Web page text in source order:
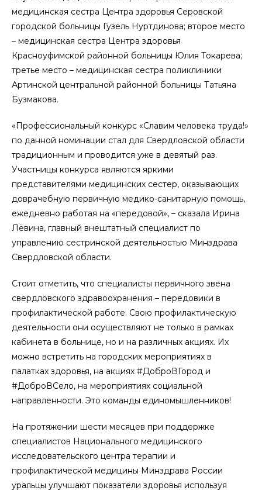
медицинская сестра Центра здоровья Серовской
городской больницы Гузель Нуртдинова; второе место
– медицинская сестра Центра здоровья
Красноуфимской районной больницы Юлия Токарева;
третье место – медицинская сестра поликлиники
Артинской центральной районной больницы Татьяна
Бузмакова.
«Профессиональный конкурс «Славим человека труда!»
по данной номинации стал для Свердловской области
традиционным и проводится уже в девятый раз.
Участницы конкурса являются яркими
представителями медицинских сестер, оказывающих
доврачебную первичную медико-санитарную помощь,
ежедневно работая на «передовой», – сказала Ирина
Лёвина, главный внештатный специалист по
управлению сестринской деятельностью Минздрава
Свердловской области.
Стоит отметить, что специалисты первичного звена
свердловского здравоохранения – передовики в
профилактической работе. Свою профилактическую
деятельности они осуществляют не только в рамках
кабинета в больнице, но и на различных акциях. Их
можно встретить на городских мероприятиях в
палатках здоровья, на акциях #ДоброВГород и
#ДоброВСело, на мероприятиях социальной
направленности. Это команды единомышленников!
На протяжении шести месяцев при поддержке
специалистов Национального медицинского
исследовательского центра терапии и
профилактической медицины Минздрава России
уральцы улучшают показатели здоровья используя